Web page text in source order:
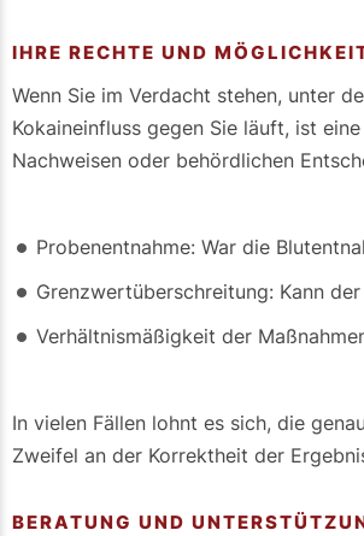
IHRE RECHTE UND
Wenn Sie im Verdacht stehen, unter
Kokaineinfluss gegen Sie läuft, ist
Nachweisen oder behördlichen
Probenentnahme: War die
Grenzwertüberschreitung: Kann
Verhältnismäßigkeit der
In vielen Fällen lohnt es sich, die
Zweifel an der Korrektheit der
BERATUNG UND